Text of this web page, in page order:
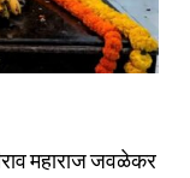
महाराज जवळेकर